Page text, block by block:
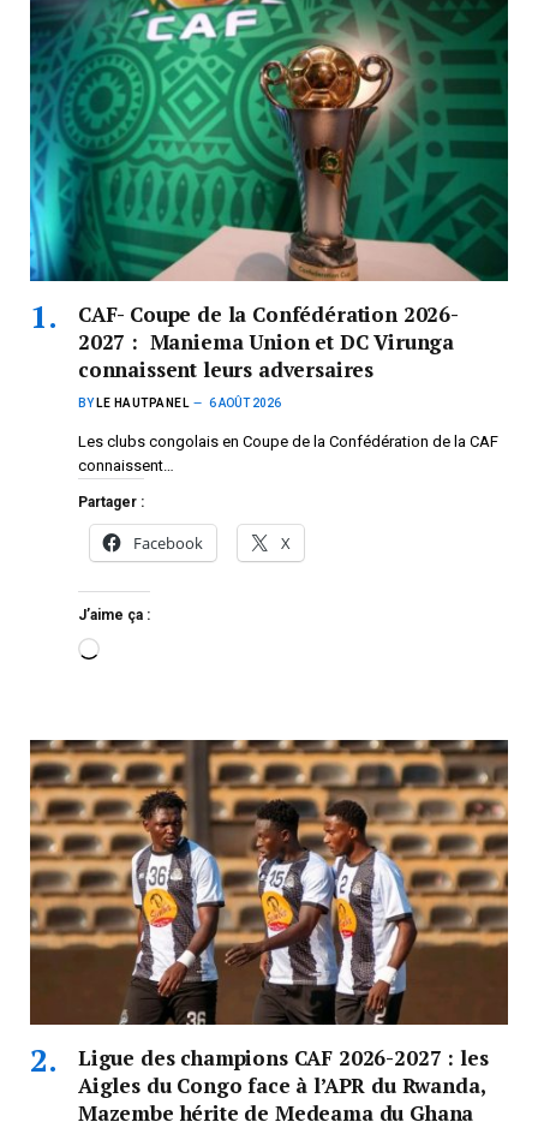
CAF- Coupe de la Confédération 2026-
2027 : Maniema Union et DC Virunga
connaissent leurs adversaires
BY LE HAUTPANEL 6 AOÛT 2026
Les clubs congolais en Coupe de la Confédération de la CAF
connaissent…
Partager :
Facebook X
J’aime ça :
Ligue des champions CAF 2026-2027 : les
Aigles du Congo face à l’APR du Rwanda,
Mazembe hérite de Medeama du Ghana